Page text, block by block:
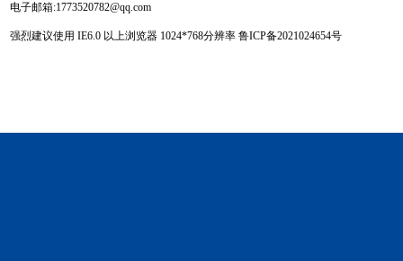
电子邮箱:1773520782@qq.com
强烈建议使用 IE6.0 以上浏览器 1024*768分辨率 鲁ICP备2021024654号